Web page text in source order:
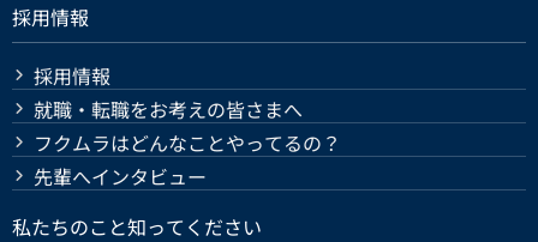
採用情報
採用情報
就職・転職をお考えの皆さまへ
フクムラはどんなことやってるの？
先輩へインタビュー
私たちのこと知ってください